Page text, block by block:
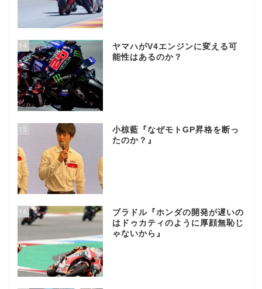
14
ヤマハがV4エンジンに変える可
能性はあるのか？
15
小椋藍『なぜモトGP昇格を断っ
たのか？』
16
ブラドル『ホンダの開発が遅いの
はドゥカティのように厚顔無恥じ
ゃないから』